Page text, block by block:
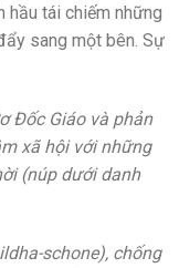
hầu tái chiếm những
sang một bên. Sự
Đốc Giáo và phản
xã hội với những
(núp dưới danh
schone), chống